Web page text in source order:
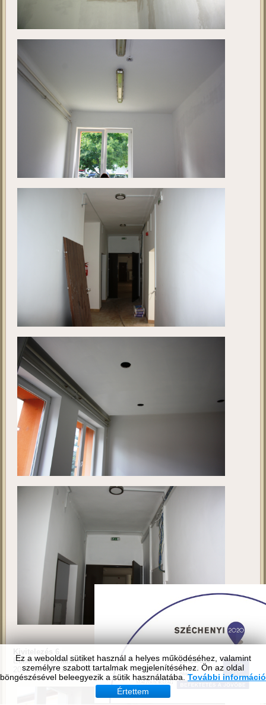
Ez a weboldal sütiket használ a helyes működéséhez, valamint
személyre szabott tartalmak megjelenítéséhez. Ön az oldal
böngészésével beleegyezik a sütik használatába. További információ
Értettem